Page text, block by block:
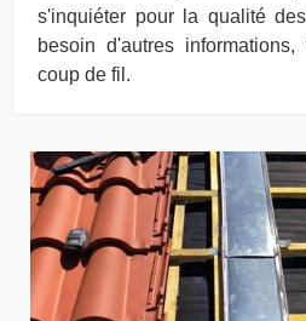
s'inquiéter pour la qualité
besoin d'autres
coup de fil.